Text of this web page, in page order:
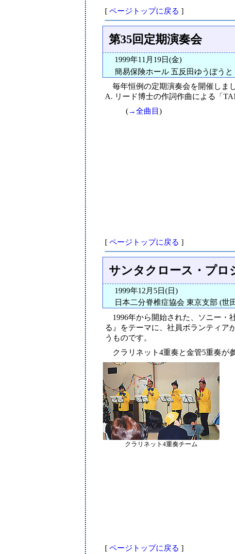
[ ページトップに戻る ]
第35回定期演奏会
1999年11月19日(金)
簡易保険ホール 五反田ゆうぽう
毎年恒例の定期演奏会を開催しま
A. リード博士の作詞作曲による「
(→全曲目 )
[ ページトップに戻る ]
サンタクロース・プロ
1999年12月5日(日)
日本二分脊椎症協会 東京支部 (世
1996年から開始された、ソニー・
る』をテーマに、社員ボランティア
うものです。
クラリネット4重奏と金管5重奏が
クラリネット4重奏チーム
[ ページトップに戻る ]